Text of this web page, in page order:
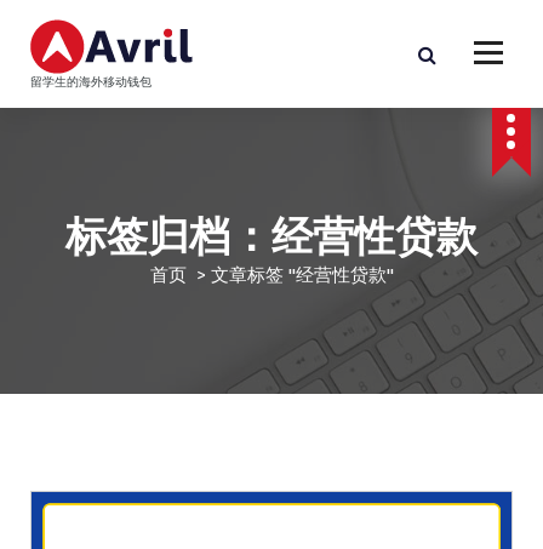
留学生的海外移动钱包
标签归档：经营性贷款
首页> 文章标签 "经营性贷款"